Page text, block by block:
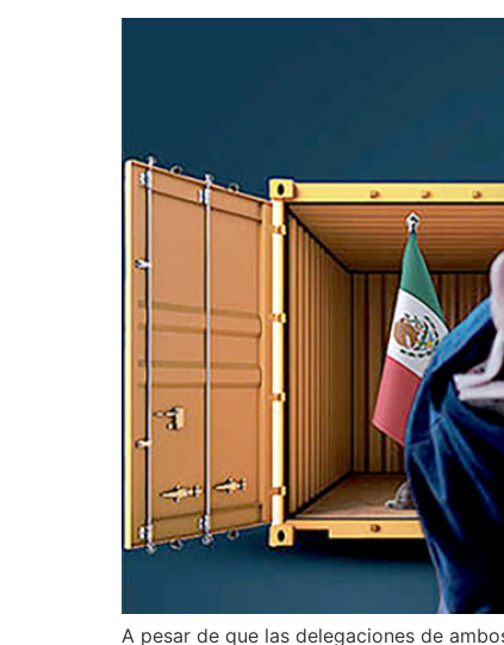
A pesar de que las delegaciones de